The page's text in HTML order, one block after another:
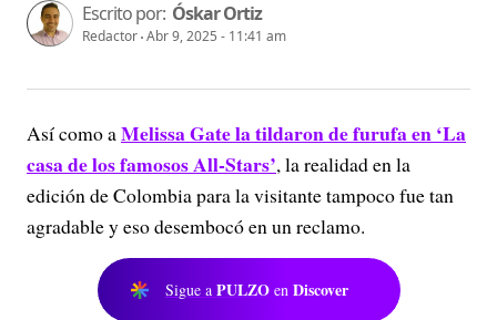
Escrito por: Óskar Ortiz
Redactor Abr 9, 2025 - 11:41 am
Así como aMelissa Gate la tildaron de furufa en ‘La
casa de los famosos All-Stars’, la realidad en la
edición de Colombia para la visitante tampoco fue tan
agradable y eso desembocó en un reclamo.
Sigue a PULZO en Discover